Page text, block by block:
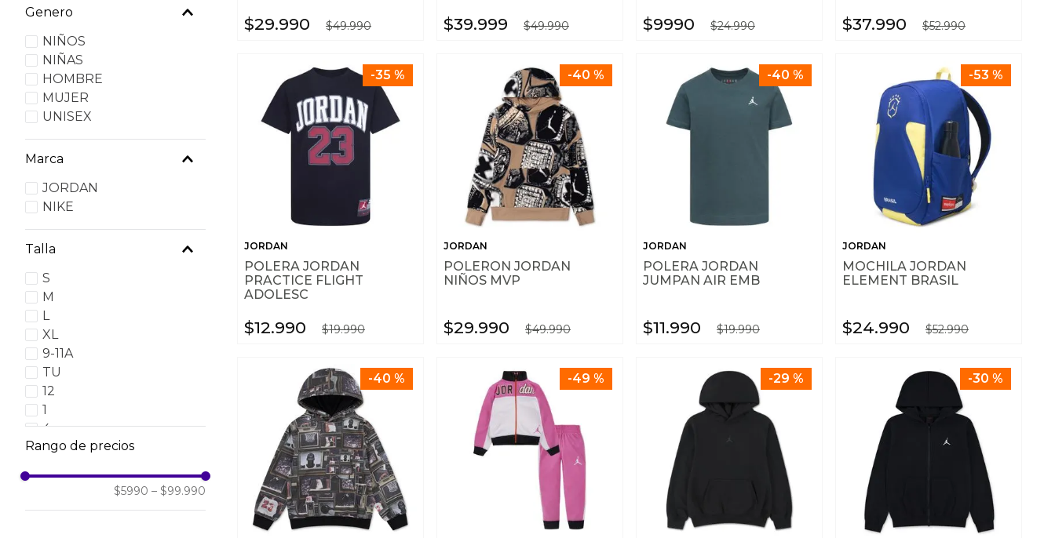
Genero
NIÑOS
NIÑAS
HOMBRE
MUJER
UNISEX
Marca
JORDAN
NIKE
Talla
S
M
L
XL
9-11A
TU
12
1
4
5
Rango de precios
$5990 – $99.990
$29.990 $49.990 $39.999 $49.990 $9990 $24.990 $37.990 $52.990
-35 %
JORDAN
POLERA JORDAN
PRACTICE FLIGHT
ADOLESC
$12.990 $19.990
-40 %
JORDAN
POLERON JORDAN
NIÑOS MVP
$29.990 $49.990
-40 %
JORDAN
POLERA JORDAN
JUMPAN AIR EMB
$11.990 $19.990
-53 %
JORDAN
MOCHILA JORDAN
ELEMENT BRASIL
$24.990 $52.990
-40 % -49 % -29 % -30 %